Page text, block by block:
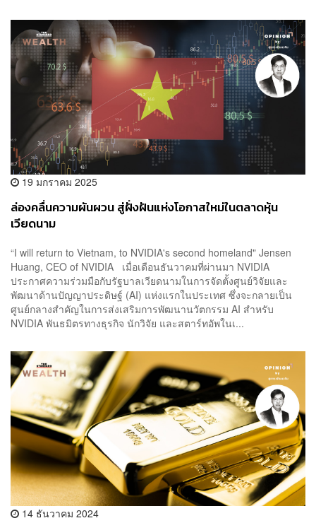
19 มกราคม 2025
ล่องคลื่นความผันผวน สู่ฝั่งฝันแห่งโอกาสใหม่ในตลาดหุ้น
เวียดนาม
“I will return to Vietnam, to NVIDIA's second homeland" Jensen
Huang, CEO of NVIDIA เมื่อเดือนธันวาคมที่ผ่านมา NVIDIA
ประกาศความร่วมมือกับรัฐบาลเวียดนามในการจัดตั้งศูนย์วิจัยและ
พัฒนาด้านปัญญาประดิษฐ์ (AI) แห่งแรกในประเทศ ซึ่งจะกลายเป็น
ศูนย์กลางสำคัญในการส่งเสริมการพัฒนานวัตกรรม AI สำหรับ
NVIDIA พันธมิตรทางธุรกิจ นักวิจัย และสตาร์ทอัพในเ...
14 ธันวาคม 2024